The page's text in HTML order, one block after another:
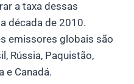
a taxa dessas
década de 2010.
emissores globais são
Rússia, Paquistão,
e Canadá.